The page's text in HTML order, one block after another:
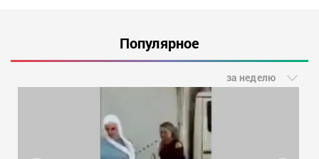
Популярное
за неделю